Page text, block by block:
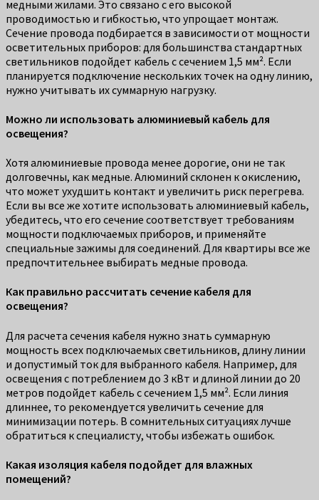
медными жилами. Это связано с его высокой
проводимостью и гибкостью, что упрощает монтаж.
Сечение провода подбирается в зависимости от мощности
осветительных приборов: для большинства стандартных
светильников подойдет кабель с сечением 1,5 мм². Если
планируется подключение нескольких точек на одну линию,
нужно учитывать их суммарную нагрузку.
Можно ли использовать алюминиевый кабель для
освещения?
Хотя алюминиевые провода менее дорогие, они не так
долговечны, как медные. Алюминий склонен к окислению,
что может ухудшить контакт и увеличить риск перегрева.
Если вы все же хотите использовать алюминиевый кабель,
убедитесь, что его сечение соответствует требованиям
мощности подключаемых приборов, и применяйте
специальные зажимы для соединений. Для квартиры все же
предпочтительнее выбирать медные провода.
Как правильно рассчитать сечение кабеля для
освещения?
Для расчета сечения кабеля нужно знать суммарную
мощность всех подключаемых светильников, длину линии
и допустимый ток для выбранного кабеля. Например, для
освещения с потреблением до 3 кВт и длиной линии до 20
метров подойдет кабель с сечением 1,5 мм². Если линия
длиннее, то рекомендуется увеличить сечение для
минимизации потерь. В сомнительных ситуациях лучше
обратиться к специалисту, чтобы избежать ошибок.
Какая изоляция кабеля подойдет для влажных
помещений?